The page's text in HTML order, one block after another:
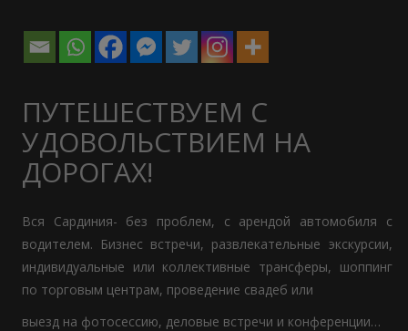
ПУТЕШЕСТВУЕМ С
УДОВОЛЬСТВИЕМ НА
ДОРОГАХ!
Вся Сардиния- без проблем, с арендой автомобиля с
водителем. Бизнес встречи, развлекательные экскурсии,
индивидуальные или коллективные трансферы, шоппинг
по торговым центрам, проведение свадеб или
выезд на фотосессию, деловые встречи и конференции…